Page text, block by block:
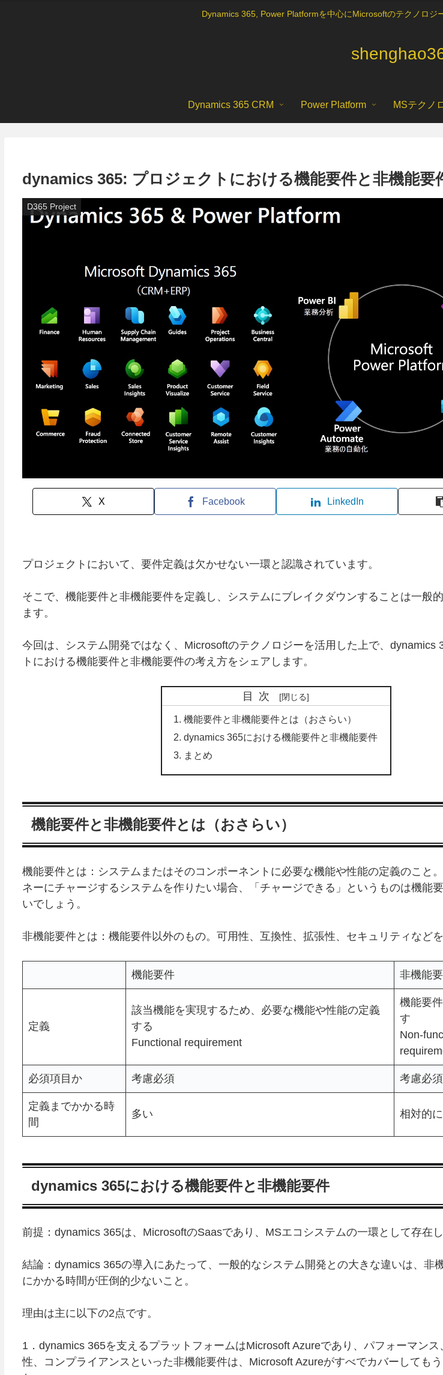
Dynamics 365, Power Platformを中心にMicrosoftのテクノロジ
Dynamics 365 CRM Power Platform MSテクノ
dynamics 365: プロジェクトにおける機能要件と非機能要
D365 Project
X Facebook LinkedIn
プロジェクトにおいて、要件定義は欠かせない一環と認識されています。
そこで、機能要件と非機能要件を定義し、システムにブレイクダウンすることは一般
ます。
今回は、システム開発ではなく、Microsoftのテクノロジーを活用した上で、dynamics
トにおける機能要件と非機能要件の考え方をシェアします。
目次
機能要件と非機能要件とは（おさらい）
dynamics 365における機能要件と非機能要件
まとめ
機能要件と非機能要件とは（おさらい）
機能要件とは：システムまたはそのコンポーネントに必要な機能や性能の定義のこと
ネーにチャージするシステムを作りたい場合、「チャージできる」というものは機能
いでしょう。
非機能要件とは：機能要件以外のもの。可用性、互換性、拡張性、セキュリティなどを
機能要件 非機能
定義
該当機能を実現するため、必要な機能や性能の定義
する
Functional requirement
機能要
す
Non-
必須項目か 考慮必須 考慮必須
定義までかかる時
間
多い 相対的
dynamics 365における機能要件と非機能要件
前提：dynamics 365は、MicrosoftのSaasであり、MSエコシステムの一環として存在し
結論：dynamics 365の導入にあたって、一般的なシステム開発との大きな違いは、非
にかかる時間が圧倒的少ないこと。
理由は主に以下の2点です。
1．dynamics 365を支えるプラットフォームはMicrosoft Azureであり、パフォーマンス
性、コンプライアンスといった非機能要件は、Microsoft Azureがすべでカバーしても